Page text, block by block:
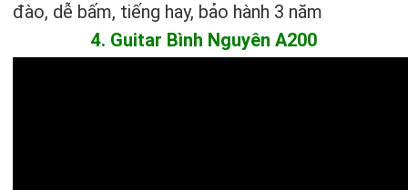
đào, dễ bấm, tiếng hay, bảo hành 3 năm
4. Guitar Bình Nguyên A200